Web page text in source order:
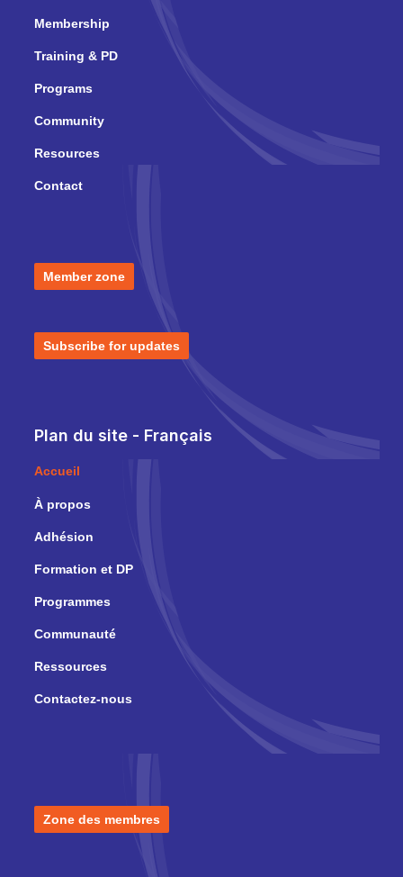
Membership
Training & PD
Programs
Community
Resources
Contact
Member zone
Subscribe for updates
Plan du site - Français
Accueil
À propos
Adhésion
Formation et DP
Programmes
Communauté
Ressources
Contactez-nous
Zone des membres